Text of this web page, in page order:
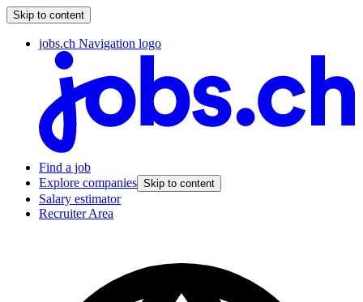
Skip to content
jobs.ch Navigation logo
Find a job
Explore companies Skip to content
Salary estimator
Recruiter Area